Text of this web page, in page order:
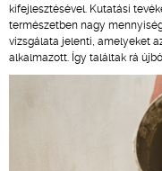
kifejlesztésével. Kutatási
természetben nagy
vizsgálata jelenti, amelyeket
alkalmazott. Így találtak rá